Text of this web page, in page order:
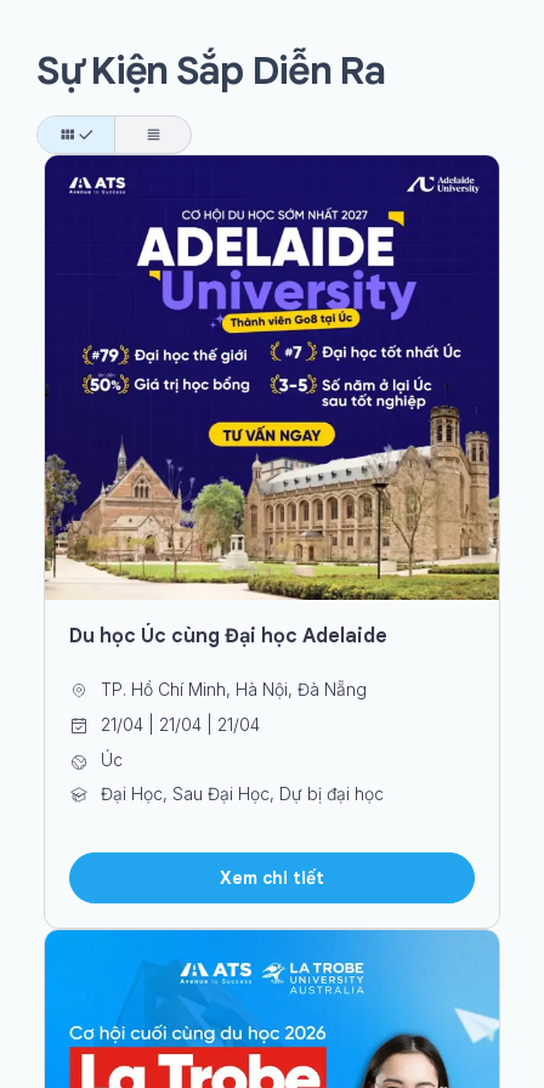
Sự Kiện Sắp Diễn Ra
Du học Úc cùng Đại học Adelaide
TP. Hồ Chí Minh, Hà Nội, Đà Nẵng
21/04 | 21/04 | 21/04
Úc
Đại Học, Sau Đại Học, Dự bị đại học
Xem chi tiết